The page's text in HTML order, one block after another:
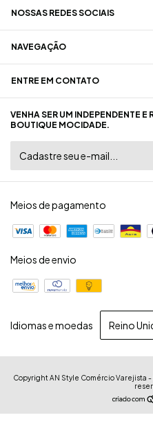
NOSSAS REDES SOCIAIS
NAVEGAÇÃO
ENTRE EM CONTATO
VENHA SER UM INDEPENDENTE E
BOUTIQUE MOCIDADE.
Meios de pagamento
Meios de envio
Idiomas e moedas
Copyright AN Style Comércio Varejista